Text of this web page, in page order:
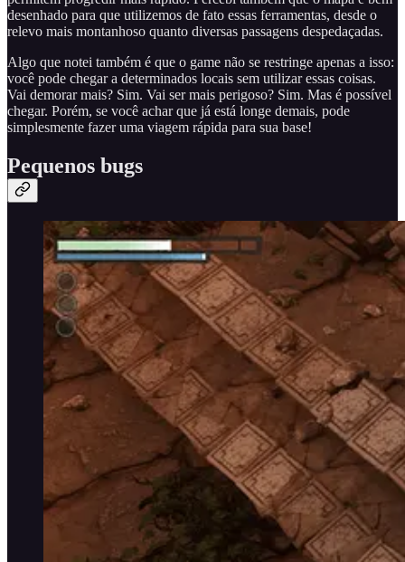
desenhado para que utilizemos de fato essas ferramentas, desde o
relevo mais montanhoso quanto diversas passagens despedaçadas.
Algo que notei também é que o game não se restringe apenas a isso:
você pode chegar a determinados locais sem utilizar essas coisas.
Vai demorar mais? Sim. Vai ser mais perigoso? Sim. Mas é possível
chegar. Porém, se você achar que já está longe demais, pode
simplesmente fazer uma viagem rápida para sua base!
Pequenos bugs